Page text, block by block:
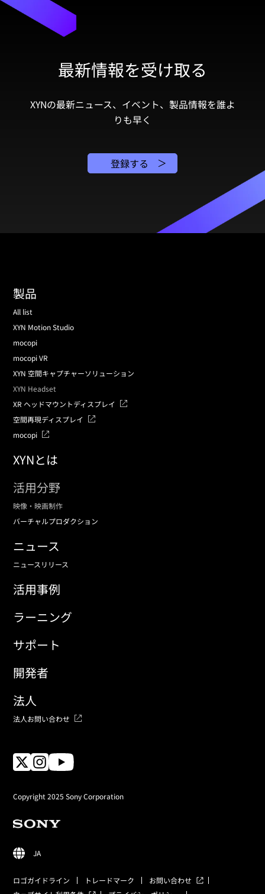
最新情報を受け取る
XYNの最新ニュース、イベント、製品情報を誰よ
りも早く
登録する
製品
All list
XYN Motion Studio
mocopi
mocopi VR
XYN 空間キャプチャーソリューション
XYN Headset
XR ヘッドマウントディスプレイ
空間再現ディスプレイ
mocopi
XYNとは
活用分野
映像・映画制作
バーチャルプロダクション
ニュース
ニュースリリース
活用事例
ラーニング
サポート
開発者
法人
法人お問い合わせ
Copyright 2025 Sony Corporation
JA
ロゴガイドライン トレードマーク
お問い合わせ